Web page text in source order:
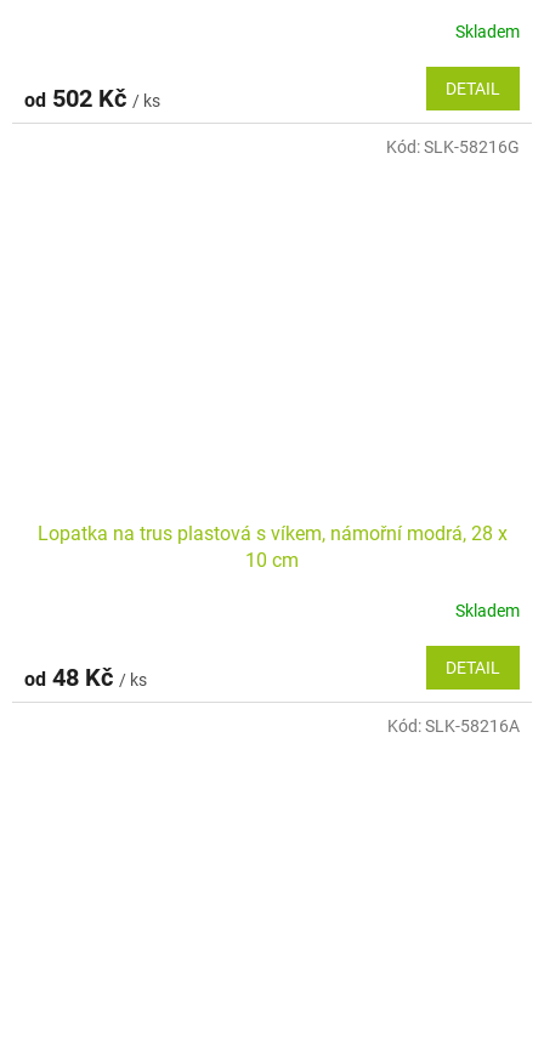
Skladem
od 502 Kč / ks
DETAIL
Lopatka na trus plastová s víkem, námořní modrá, 28 x
10 cm
Skladem
od 48 Kč / ks
DETAIL
Kód:SLK-58216G
Kód:SLK-58216A